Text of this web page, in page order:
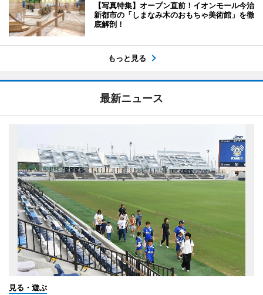
【写真特集】オープン直前！イオンモール今治
新都市の「しまなみ木のおもちゃ美術館」を徹
底解剖！
もっと見る
最新ニュース
見る・遊ぶ